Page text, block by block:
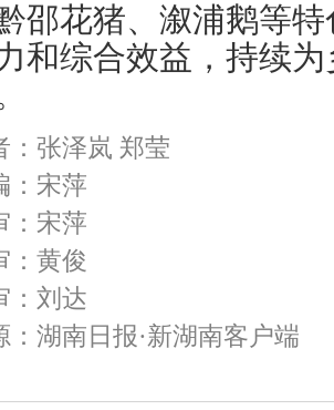
邵花猪、溆浦鹅等
和综合效益，持续
：张泽岚 郑莹
：宋萍
：宋萍
：黄俊
：刘达
：湖南日报·新湖南客户端